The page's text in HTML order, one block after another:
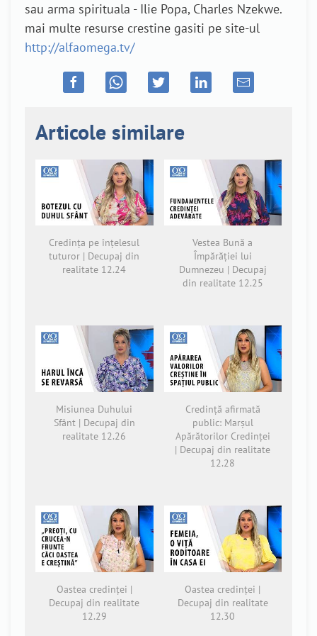
sau arma spirituala - Ilie Popa, Charles Nzekwe.
mai multe resurse crestine gasiti pe site-ul
http://alfaomega.tv/
Articole similare
Credința pe înțelesul
tuturor | Decupaj din
realitate 12.24
Vestea Bună a
Împărăției lui
Dumnezeu | Decupaj
din realitate 12.25
Misiunea Duhului
Sfânt | Decupaj din
realitate 12.26
Credință afirmată
public: Marșul
Apărătorilor Credinței
| Decupaj din realitate
12.28
Oastea credinței |
Decupaj din realitate
12.29
Oastea credinței |
Decupaj din realitate
12.30